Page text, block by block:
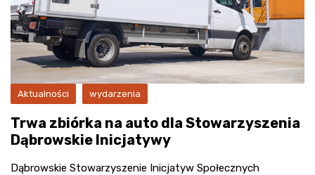
Aktualności wydarzenia
Trwa zbiórka na auto dla Stowarzyszenia
Dąbrowskie Inicjatywy
Dąbrowskie Stowarzyszenie Inicjatyw Społecznych